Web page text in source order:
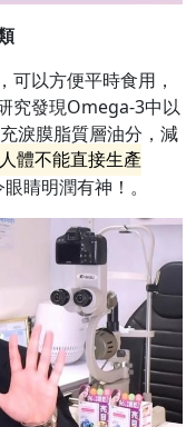
可以方便平時食用，
究發現Omega-3中以
淚膜脂質層油分，減
人體不能直接生產
眼睛明潤有神！。